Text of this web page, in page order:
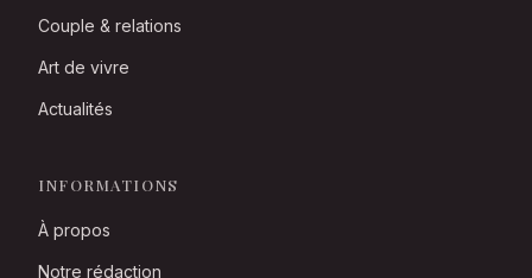
Couple & relations
Art de vivre
Actualités
INFORMATIONS
À propos
Notre rédaction